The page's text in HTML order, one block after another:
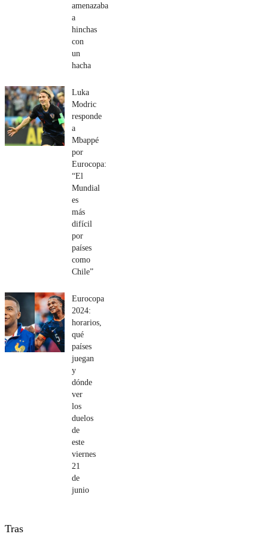
amenazaba
a
hinchas
con
un
hacha
Luka
Modric
responde
a
Mbappé
por
Eurocopa:
“El
Mundial
es
más
difícil
por
países
como
Chile”
Eurocopa
2024:
horarios,
qué
países
juegan
y
dónde
ver
los
duelos
de
este
viernes
21
de
junio
Tras